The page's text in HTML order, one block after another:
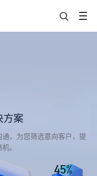
方案
，为您筛选意向客户，提
。
45%